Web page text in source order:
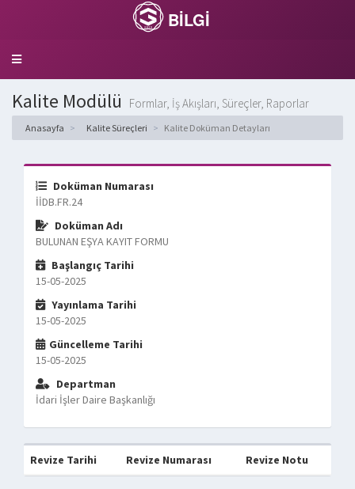
BİLGİ
Toggle
Kalite Modülü Formlar, İş Akışları, Süreçler, Raporlar
Anasayfa Kalite Süreçleri Kalite Doküman Detayları
Doküman Numarası
İİDB.FR.24
Doküman Adı
BULUNAN EŞYA KAYIT FORMU
Başlangıç Tarihi
15-05-2025
Yayınlama Tarihi
15-05-2025
Güncelleme Tarihi
15-05-2025
Departman
İdari İşler Daire Başkanlığı
Revize Tarihi Revize Numarası Revize Notu